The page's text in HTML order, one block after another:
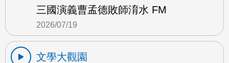
三國演義曹孟德敗師淯水 FM
2026/07/19
文學大觀園